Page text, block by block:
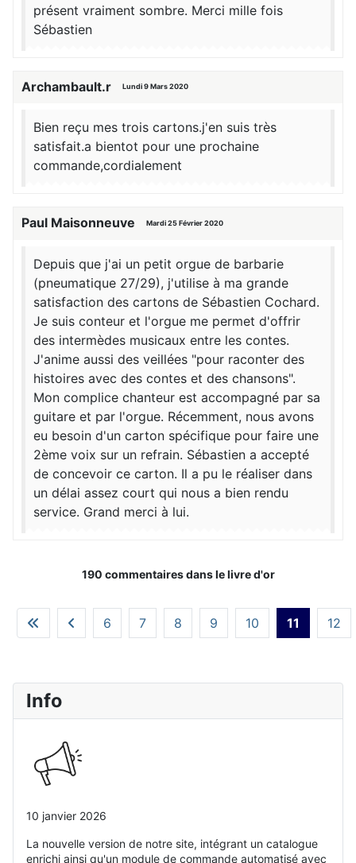
Info
10 janvier 2026
La nouvelle version de notre site, intégrant un catalogue
enrichi ainsi qu'un module de commande automatisé avec
présent vraiment sombre. Merci mille fois
Sébastien
Archambault.r Lundi 9 Mars 2020
Bien reçu mes trois cartons.j'en suis très
satisfait.a bientot pour une prochaine
commande,cordialement
Paul Maisonneuve Mardi 25 Février 2020
Depuis que j'ai un petit orgue de barbarie
(pneumatique 27/29), j'utilise à ma grande
satisfaction des cartons de Sébastien Cochard.
Je suis conteur et l'orgue me permet d'offrir
des intermèdes musicaux entre les contes.
J'anime aussi des veillées "pour raconter des
histoires avec des contes et des chansons".
Mon complice chanteur est accompagné par sa
guitare et par l'orgue. Récemment, nous avons
eu besoin d'un carton spécifique pour faire une
2ème voix sur un refrain. Sébastien a accepté
de concevoir ce carton. Il a pu le réaliser dans
un délai assez court qui nous a bien rendu
service. Grand merci à lui.
190 commentaires dans le livre d'or
6 7 8 9 10 11 12